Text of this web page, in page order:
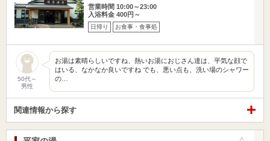
営業時間 10:00～23:00
入浴料金 400円～
日帰り お食事・食事処
50代～
男性
お湯は素晴らしいですね、熱いお湯におじさん達は、平気な顔で
はいる、なかなか良いですね でも、悪い点も、洗い場のシャワー
の…
関連情報から探す